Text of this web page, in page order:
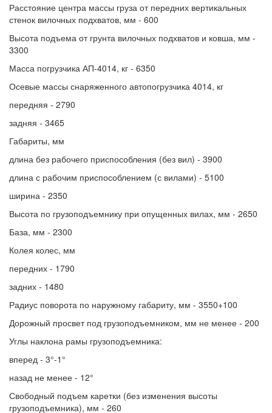
Расстояние центра массы груза от передних вертикальных
стенок вилочных подхватов, мм - 600
Высота подъема от грунта вилочных подхватов и ковша, мм -
3300
Масса погрузчика АП-4014, кг - 6350
Осевые массы снаряженного автопогрузчика 4014, кг
передняя - 2790
задняя - 3465
Габариты, мм
длина без рабочего приспособления (без вил) - 3900
длина с рабочим приспособлением (с вилами) - 5100
ширина - 2350
Высота по грузоподъемнику при опущенных вилах, мм - 2650
База, мм - 2300
Колея колес, мм
передних - 1790
задних - 1480
Радиус поворота по наружному габариту, мм - 3550+100
Дорожный просвет под грузоподъемником, мм не менее - 200
Углы наклона рамы грузоподъемника:
вперед - 3°-1°
назад не менее - 12°
Свободный подъем каретки (без изменения высоты
грузоподъемника), мм - 260